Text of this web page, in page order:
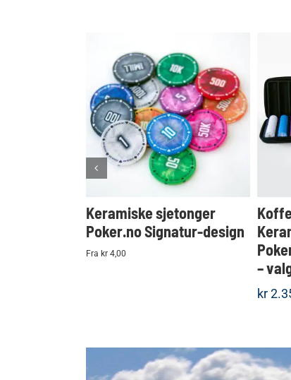
KJØP
Detaljer
Keramiske sjetonger
Poker.no Signatur-design
Fra kr 4,00
–
kr